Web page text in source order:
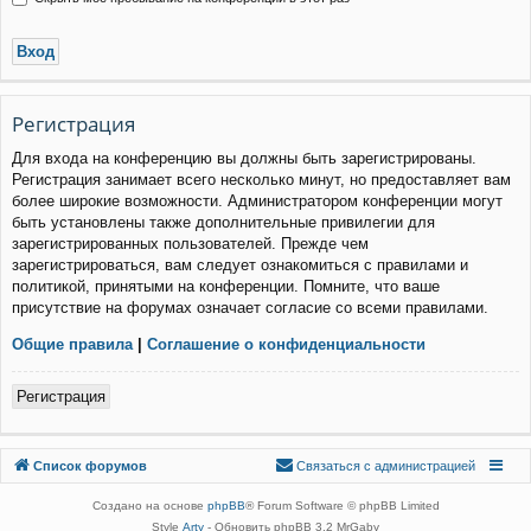
Регистрация
Для входа на конференцию вы должны быть зарегистрированы.
Регистрация занимает всего несколько минут, но предоставляет вам
более широкие возможности. Администратором конференции могут
быть установлены также дополнительные привилегии для
зарегистрированных пользователей. Прежде чем
зарегистрироваться, вам следует ознакомиться с правилами и
политикой, принятыми на конференции. Помните, что ваше
присутствие на форумах означает согласие со всеми правилами.
Общие правила | Соглашение о конфиденциальности
Регистрация
Список форумов
Связаться с
Связаться с администрацией
Создано на основе phpBB® Forum Software © phpBB Limited
Style Arty - Обновить phpBB 3.2 MrGaby